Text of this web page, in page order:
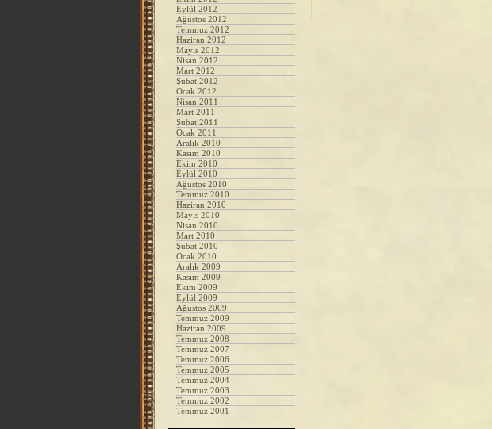
Eylül 2012
Ağustos 2012
Temmuz 2012
Haziran 2012
Mayıs 2012
Nisan 2012
Mart 2012
Şubat 2012
Ocak 2012
Nisan 2011
Mart 2011
Şubat 2011
Ocak 2011
Aralık 2010
Kasım 2010
Ekim 2010
Eylül 2010
Ağustos 2010
Temmuz 2010
Haziran 2010
Mayıs 2010
Nisan 2010
Mart 2010
Şubat 2010
Ocak 2010
Aralık 2009
Kasım 2009
Ekim 2009
Eylül 2009
Ağustos 2009
Temmuz 2009
Haziran 2009
Temmuz 2008
Temmuz 2007
Temmuz 2006
Temmuz 2005
Temmuz 2004
Temmuz 2003
Temmuz 2002
Temmuz 2001